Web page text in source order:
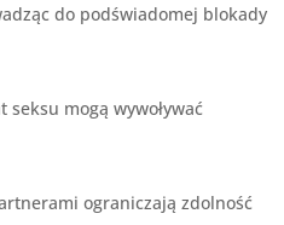
do podświadomej blokady
mogą wywoływać
ograniczają zdolność